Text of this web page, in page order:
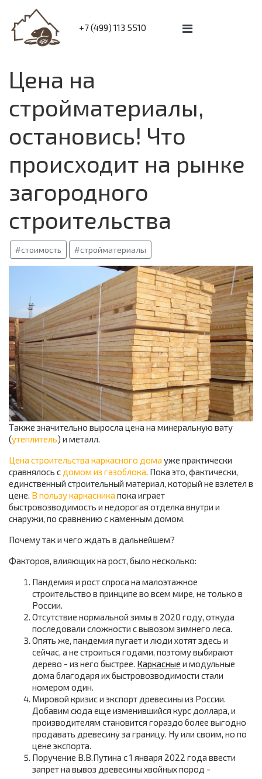
+7 (499) 113 5510
Цена на
стройматериалы,
остановись! Что
происходит на рынке
загородного
строительства
#стоимость #стройматериалы
Также значительно выросла цена на минеральную вату
(утеплитель) и металл.
Цена строительства каркасного дома уже практически
сравнялось с домом из газоблока. Пока это, фактически,
единственный строительный материал, который не взлетел в
цене. В пользу каркасника пока играет
быстровозводимость и недорогая отделка внутри и
снаружи, по сравнению с каменным домом.
Почему так и чего ждать в дальнейшем?
Факторов, влияющих на рост, было несколько:
Пандемия и рост спроса на малоэтажное
строительство в принципе во всем мире, не только в
России.
Отсутствие нормальной зимы в 2020 году, откуда
последовали сложности с вывозом зимнего леса.
Опять же, пандемия пугает и люди хотят здесь и
сейчас, а не строиться годами, поэтому выбирают
дерево - из него быстрее. Каркасные и модульные
дома благодаря их быстровозводимости стали
номером один.
Мировой кризис и экспорт древесины из России.
Добавим сюда еще изменившийся курс доллара, и
производителям становится гораздо более выгодно
продавать древесину за границу. Ну или своим, но по
цене экспорта.
Поручение В.В.Путина с 1 января 2022 года ввести
запрет на вывоз древесины хвойных пород -